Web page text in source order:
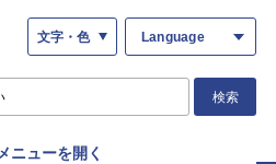
文字・色 Language
検索
メニューを開く